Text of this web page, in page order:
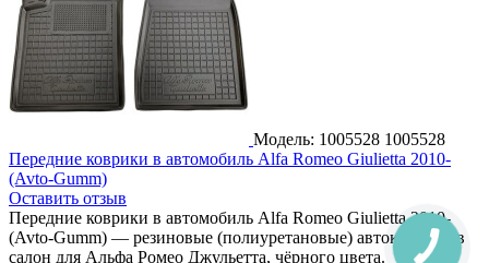
Модель: 1005528 1005528
Передние коврики в автомобиль Alfa Romeo Giulietta 2010-
(Avto-Gumm)
Оставить отзыв
Передние коврики в автомобиль Alfa Romeo Giulietta 2010-
(Avto-Gumm) — резиновые (полиуретановые) автоковрики в
салон для Альфа Ромео Джульетта, чёрного цвета.